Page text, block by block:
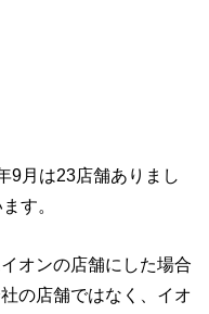
9月は23店舗ありまし
す。
オンの店舗にした場合
の店舗ではなく、イオ